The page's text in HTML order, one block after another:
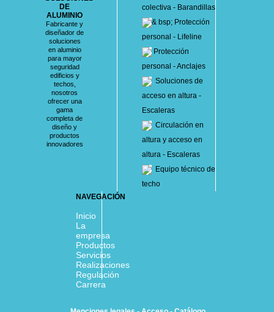
DE
ALUMINIO
Fabricante y
diseñador de
soluciones
en aluminio
para mayor
seguridad
edificios y
techos,
nosotros
ofrecer una
gama
completa de
diseño y
productos
innovadores
colectiva - Barandillas
& bsp; Protección
personal - Lifeline
Protección
personal - Anclajes
Soluciones de
acceso en altura -
Escaleras
Circulación en
altura y acceso en
altura - Escaleras
Equipo técnico de
techo
NAVEGACIÓN
Inicio
La
empresa
Productos
Servicios
Realizaciones
Regulación
Carrera